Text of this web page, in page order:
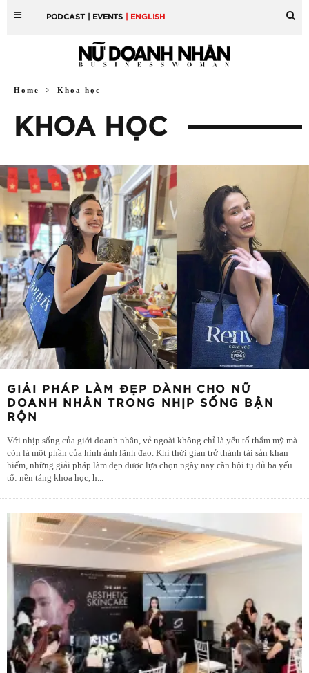
PODCAST | EVENTS | ENGLISH
Home Khoa học
KHOA HỌC
GIẢI PHÁP LÀM ĐẸP DÀNH CHO NỮ
DOANH NHÂN TRONG NHỊP SỐNG BẬN
RỘN
Với nhịp sống của giới doanh nhân, vẻ ngoài không chỉ là yếu tố thẩm mỹ mà
còn là một phần của hình ảnh lãnh đạo. Khi thời gian trở thành tài sản khan
hiếm, những giải pháp làm đẹp được lựa chọn ngày nay cần hội tụ đủ ba yếu
tố: nền tảng khoa học, h...